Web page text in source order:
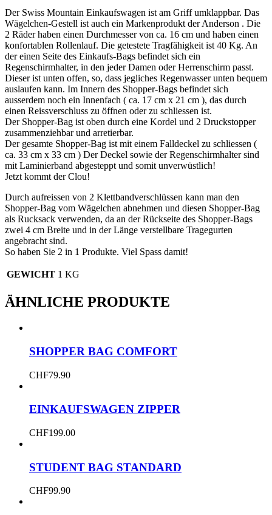
Der Swiss Mountain Einkaufswagen ist am Griff umklappbar. Das
Wägelchen-Gestell ist auch ein Markenprodukt der Anderson . Die
2 Räder haben einen Durchmesser von ca. 16 cm und haben einen
konfortablen Rollenlauf. Die getestete Tragfähigkeit ist 40 Kg. An
der einen Seite des Einkaufs-Bags befindet sich ein
Regenschirmhalter, in den jeder Damen oder Herrenschirm passt.
Dieser ist unten offen, so, dass jegliches Regenwasser unten bequem
auslaufen kann. Im Innern des Shopper-Bags befindet sich
ausserdem noch ein Innenfach ( ca. 17 cm x 21 cm ), das durch
einen Reissverschluss zu öffnen oder zu schliessen ist.
Der Shopper-Bag ist oben durch eine Kordel und 2 Druckstopper
zusammenziehbar und arretierbar.
Der gesamte Shopper-Bag ist mit einem Falldeckel zu schliessen (
ca. 33 cm x 33 cm ) Der Deckel sowie der Regenschirmhalter sind
mit Laminierband abgesteppt und somit unverwüstlich!
Jetzt kommt der Clou!
Durch aufreissen von 2 Klettbandverschlüssen kann man den
Shopper-Bag vom Wägelchen abnehmen und diesen Shopper-Bag
als Rucksack verwenden, da an der Rückseite des Shopper-Bags
zwei 4 cm Breite und in der Länge verstellbare Tragegurten
angebracht sind.
So haben Sie 2 in 1 Produkte. Viel Spass damit!
GEWICHT 1 KG
ÄHNLICHE PRODUKTE
SHOPPER BAG COMFORT
CHF79.90
EINKAUFSWAGEN ZIPPER
CHF199.00
STUDENT BAG STANDARD
CHF99.90